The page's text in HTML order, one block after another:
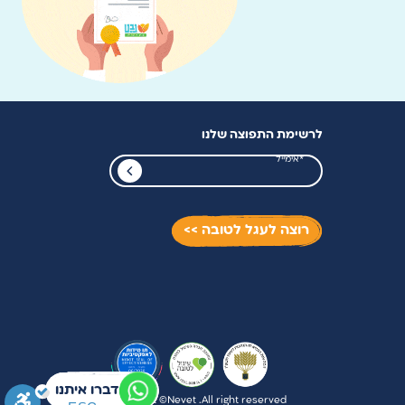
דברו איתנו
דברו איתנו
לרשימת התפוצה שלנו
רוצה לעגל לטובה >>
Copyright ©Nevet .All right reserved